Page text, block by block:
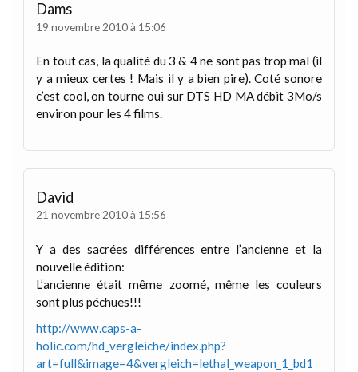
Dams
19 novembre 2010 à 15:06
En tout cas, la qualité du 3 & 4 ne sont pas trop mal (il
y a mieux certes ! Mais il y a bien pire). Coté sonore
c’est cool, on tourne oui sur DTS HD MA débit 3Mo/s
environ pour les 4 films.
David
21 novembre 2010 à 15:56
Y a des sacrées différences entre l’ancienne et la
nouvelle édition:
L’ancienne était même zoomé, même les couleurs
sont plus péchues!!!
http://www.caps-a-
holic.com/hd_vergleiche/index.php?
art=full&image=4&vergleich=lethal_weapon_1_bd1